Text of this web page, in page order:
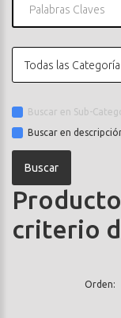
Todas las
Buscar en Sub-
Buscar en
criterio
Orden: